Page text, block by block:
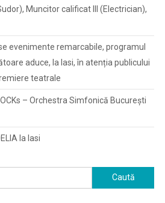
Muncitor calificat III (Electrician),
evenimente remarcabile, programul
aduce, la Iasi, în atenția publicului
teatrale
– Orchestra Simfonică București
la Iasi
Caută
după: